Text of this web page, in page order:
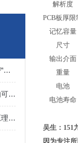
面铜测厚仪：电子制造中的精密“卡尺”
面铜测厚仪如何助力电子产品的可靠性提升
深度解析孔面铜测厚仪：技术原理与应用案例
解析度
PCB板厚限
记忆容量
尺寸
输出介面
重量
电池
电池寿命
吴生：151
因为专注